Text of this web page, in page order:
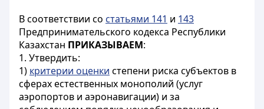
В соответствии со статьями 141 и 143
Предпринимательского кодекса Республики
Казахстан ПРИКАЗЫВАЕМ:
1. Утвердить:
1) критерии оценки степени риска субъектов в
сферах естественных монополий (услуг
аэропортов и аэронавигации) и за